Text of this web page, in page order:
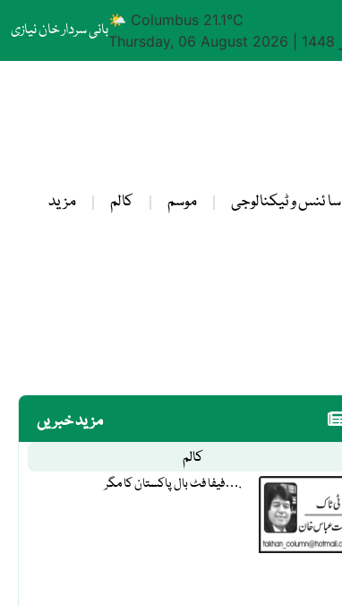
بانی سردار خان نیازی🌤 Columbus 21.1°C
Thursday, 06 August 2026
سا ئنس و ٹیکنالوجی موسم کالم مزید
مزید خبریں
کالم
فیفا فٹ بال پاکستان کا مگر….